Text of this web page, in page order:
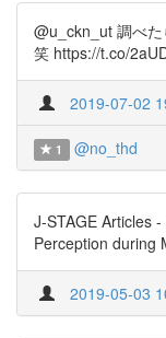
@u_ckn_ut 調べ
笑 https://t.co/
2019-07-02
1 @no_thd
J-STAGE Articles
Perception during
2019-05-03